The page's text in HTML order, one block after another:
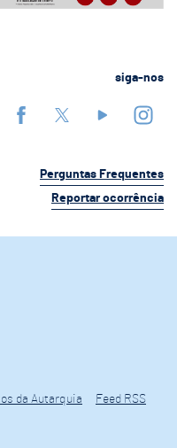
siga-nos
Perguntas Frequentes
Reportar ocorrência
da Autarquia Feed RSS